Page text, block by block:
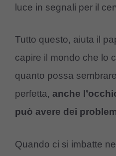
luce in segnali per il
Tutto questo, aiuta il
capire il mondo che lo
quanto possa
perfetta, anche
può avere dei
Quando ci si imbatte